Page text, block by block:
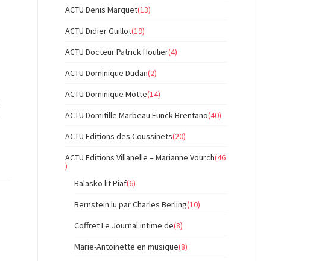
ACTU Denis Marquet(13)
ACTU Didier Guillot(19)
ACTU Docteur Patrick Houlier(4)
ACTU Dominique Dudan(2)
ACTU Dominique Motte(14)
ACTU Domitille Marbeau Funck-Brentano(40)
ACTU Editions des Coussinets(20)
ACTU Editions Villanelle – Marianne Vourch(46
)
Balasko lit Piaf(6)
Bernstein lu par Charles Berling(10)
Coffret Le Journal intime de(8)
Marie-Antoinette en musique(8)